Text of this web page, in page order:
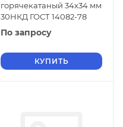
горячекатаный 34х34 мм
30НКД ГОСТ 14082-78
По запросу
КУПИТЬ